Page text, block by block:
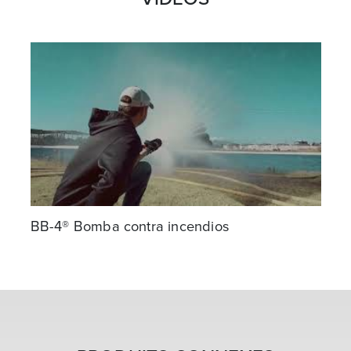
User Inst Speed Increaser Assembly
BB-4® Bomba contra incendios